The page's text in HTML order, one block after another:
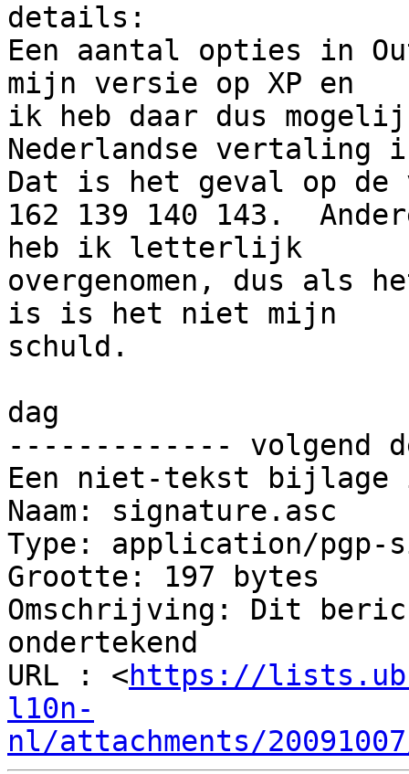
details:
Een aantal opties in
mijn versie op XP en
ik heb daar dus
Nederlandse vertaling
Dat is het geval op de
162 139 140 143.
heb ik letterlijk
overgenomen, dus als
is is het niet mijn
schuld.
dag
------------- volgend
Een niet-tekst
Naam: signature.asc
Type: application/pgp-
Grootte: 197 bytes
Omschrijving: Dit
ondertekend
URL : <https://
l10n-
nl/attachments/